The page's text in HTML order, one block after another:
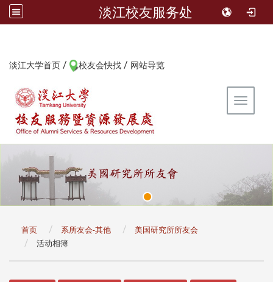
淡江校友服务处
淡江大学首页 / 校友会快找 / 网站导览
Toggle
首页 系所友会-其他
美国研究所所友会
活动相簿